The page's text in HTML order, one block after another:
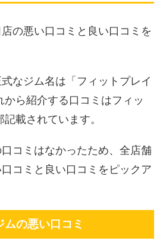
の悪い口コミと良い口コミを
なジム名は「フィットプレイ
ら紹介する口コミはフィッ
載されています。
コミはなかったため、全店舗
コミと良い口コミをピックア
ムの悪い口コミ